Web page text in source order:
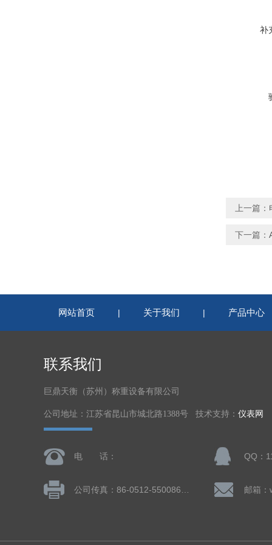
补
上一篇：
下一篇：
网站首页 | 关于我们 | 产品中心
联系我们
巨鼎天衡（苏州）称重设备有限公司
公司地址：江苏省昆山市城北路1388号 技术支持： 仪表网
电 话： QQ：